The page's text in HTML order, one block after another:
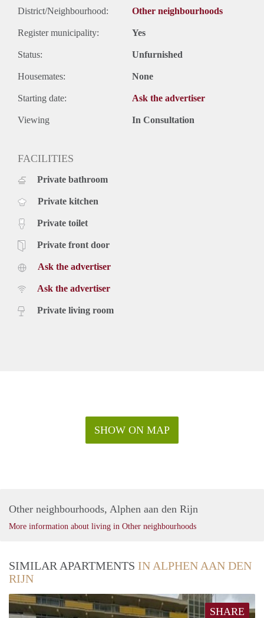
District/Neighbourhood: Other neighbourhoods
Register municipality: Yes
Status: Unfurnished
Housemates: None
Starting date: Ask the advertiser
Viewing In Consultation
FACILITIES
Private bathroom
Private kitchen
Private toilet
Private front door
Ask the advertiser
Ask the advertiser
Private living room
SHOW ON MAP
Other neighbourhoods, Alphen aan den Rijn
More information about living in Other neighbourhoods
SIMILAR APARTMENTS IN ALPHEN AAN DEN
RIJN
SHARE